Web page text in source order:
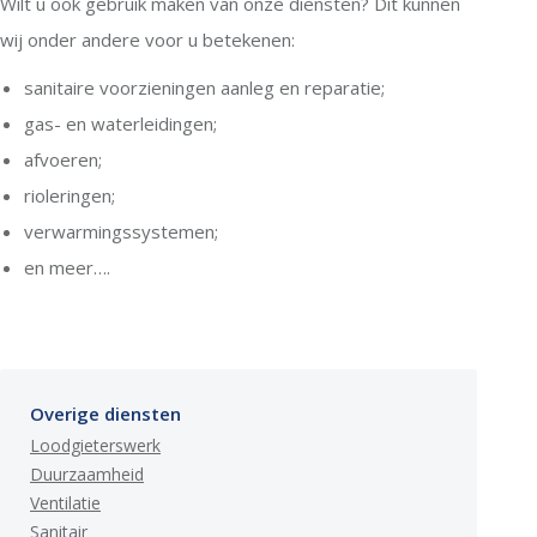
wij onder andere voor u betekenen:
sanitaire voorzieningen aanleg en reparatie;
gas- en waterleidingen;
afvoeren;
rioleringen;
verwarmingssystemen;
en meer….
Overige diensten
Loodgieterswerk
Duurzaamheid
Ventilatie
Sanitair